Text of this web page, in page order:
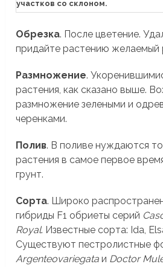
участков со склоном.
Обрезка. После цветение.
придайте растению желаемый
Размножение.
растения, как сказано выше.
размножение зелеными и
черенками.
Полив. В поливе нуждаются
растения в самое первое
грунт.
Сорта. Широко
гибриды F1 обриеты серий
Royal. Известные сорта: Ida,
Существуютпестролистные
Argenteovariegata и Doctor